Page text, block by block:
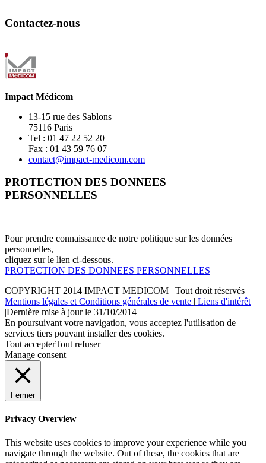
Contactez-nous
Impact Médicom
13-15 rue des Sablons
75116 Paris
Tel : 01 47 22 52 20
Fax : 01 43 59 76 07
contact@impact-medicom.com
PROTECTION DES DONNEES
PERSONNELLES
Pour prendre connaissance de notre politique sur les données
personnelles,
cliquez sur le lien ci-dessous.
PROTECTION DES DONNEES PERSONNELLES
COPYRIGHT 2014 IMPACT MEDICOM | Tout droit réservés |
Mentions légales et Conditions générales de vente | Liens d'intérêt
|Dernière mise à jour le 31/10/2014
En poursuivant votre navigation, vous acceptez l'utilisation de
services tiers pouvant installer des cookies.
Tout accepterTout refuser
Manage consent
Fermer
Privacy Overview
This website uses cookies to improve your experience while you
navigate through the website. Out of these, the cookies that are